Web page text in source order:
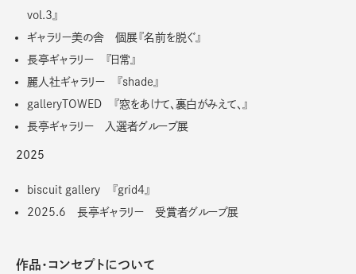
vol.3』
ギャラリー美の舎 個展『名前を脱ぐ』
長亭ギャラリー 『日常』
麗人社ギャラリー 『shade』
galleryTOWED 『窓をあけて、裏白がみえて、』
長亭ギャラリー 入選者グループ展
2025
biscuit gallery 『grid4』
2025.6 長亭ギャラリー 受賞者グループ展
作品・コンセプトについて